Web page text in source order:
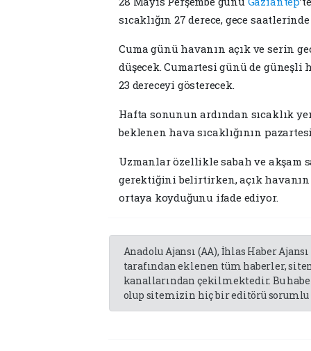
sıcaklığın 27 derece, gece
Cuma günü havanın açık ve serin
düşecek. Cumartesi günü de
23 dereceyi gösterecek.
Hafta sonunun ardından sıcaklık
beklenen hava sıcaklığının
Uzmanlar özellikle sabah ve
gerektiğini belirtirken, açık
ortaya koyduğunu ifade ediyor.
Anadolu Ajansı (AA), İhlas Haber
tarafından eklenen tüm haberler,
kanallarından çekilmektedir. Bu
olup sitemizin hiç bir editörü sorumlu